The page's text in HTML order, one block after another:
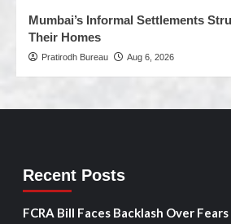
Mumbai’s Informal Settlements
Their Homes
Pratirodh Bureau Aug 6, 2026
Recent Posts
FCRA Bill Faces Backlash Over